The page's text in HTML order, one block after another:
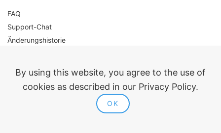
FAQ
Support-Chat
Änderungshistorie
Unternehmen
By using this website, you agree to the use of
cookies as described in our Privacy Policy.
OK